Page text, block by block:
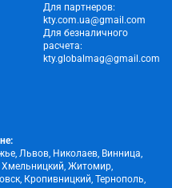
Для партнеров:
kty.com.ua@gmail.com
Для безналичного
расчета:
kty.globalmag@gmail.com
Львов, Николаев, Винница,
Хмельницкий, Житомир,
Кропивницкий, Тернополь,